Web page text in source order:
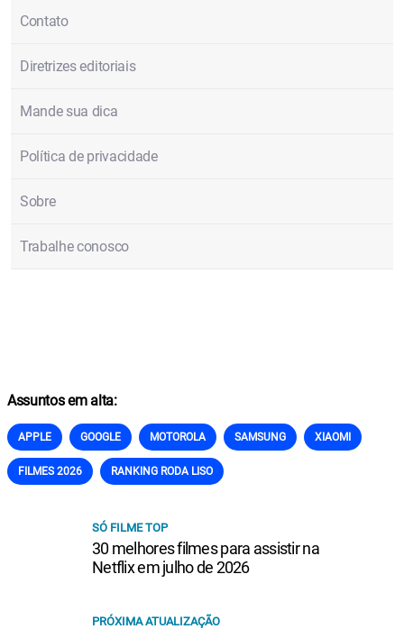
Contato
Diretrizes editoriais
Mande sua dica
Política de privacidade
Sobre
Trabalhe conosco
Assuntos em alta:
APPLE GOOGLE MOTOROLA SAMSUNG XIAOMI
FILMES 2026 RANKING RODA LISO
SÓ FILME TOP
30 melhores filmes para assistir na
Netflix em julho de 2026
PRÓXIMA ATUALIZAÇÃO